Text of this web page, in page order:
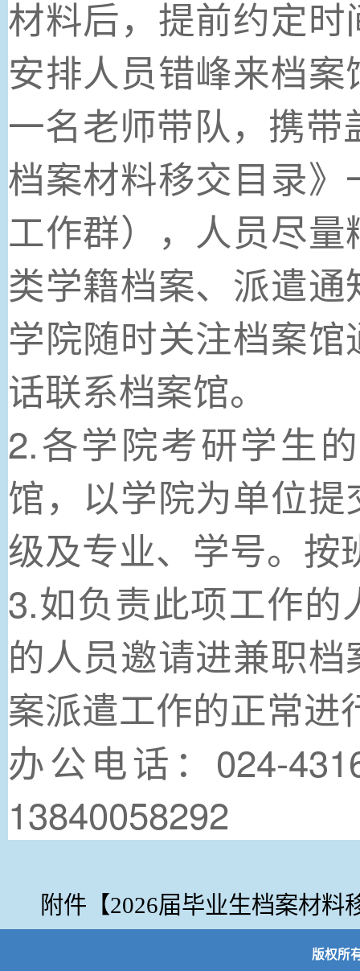
材料后，提前约定
安排人员错峰来档
一名老师带队，携
档案材料移交目录
工作群），人员尽
类学籍档案、派遣
学院随时关注档案
话联系档案馆。
2.各学院考研学生
馆，以学院为单位
级及专业、学号。按
3.如负责此项工作
的人员邀请进兼职
案派遣工作的正常进
办公电话：024-
13840058292
附件【2026届毕业生档案材料
版权所